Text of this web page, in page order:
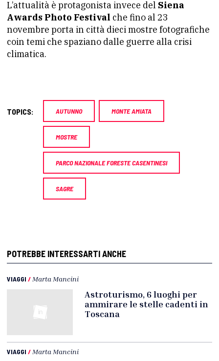
L’attualità è protagonista invece del Siena
Awards Photo Festival che fino al 23
novembre porta in città dieci mostre fotografiche
coin temi che spaziano dalle guerre alla crisi
climatica.
TOPICS: AUTUNNO MONTE AMIATA
MOSTRE
PARCO NAZIONALE FORESTE CASENTINESI
SAGRE
POTREBBE INTERESSARTI ANCHE
VIAGGI / Marta Mancini
Astroturismo, 6 luoghi per
ammirare le stelle cadenti in
Toscana
VIAGGI / Marta Mancini